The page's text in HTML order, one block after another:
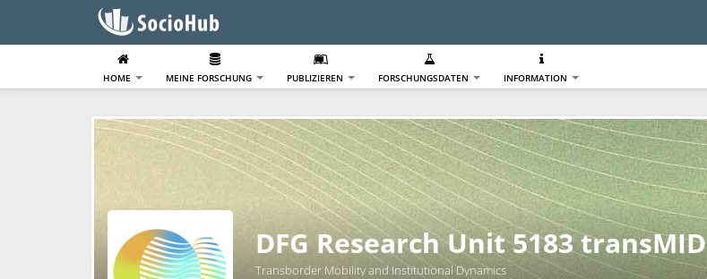
HOME MEINE FORSCHUNG PUBLIZIEREN FORSCHUNGSDATEN INFORMATION
DFG Research Unit 5183 transMID
Transborder Mobility and Institutional Dynamics